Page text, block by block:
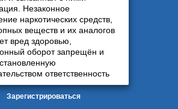
Незаконное
наркотических средств,
веществ и их аналогов
вред здоровью,
оборот запрещён и
ответственность
Зарегистрироваться